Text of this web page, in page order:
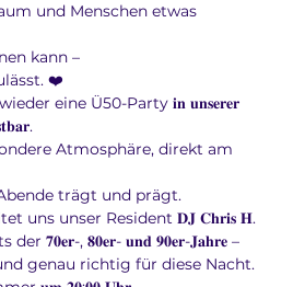
und Menschen etwas
kann –
❤️
eine Ü50-Party 𝐢𝐧 𝐮𝐧𝐬𝐞𝐫𝐞𝐫
Atmosphäre, direkt am
trägt und prägt.
uns unser Resident 𝐃𝐉 𝐂𝐡𝐫𝐢𝐬 𝐇.
𝟕𝟎𝐞𝐫-, 𝟖𝟎𝐞𝐫- 𝐮𝐧𝐝 𝟗𝟎𝐞𝐫-𝐉𝐚𝐡𝐫𝐞 –
genau richtig für diese Nacht.